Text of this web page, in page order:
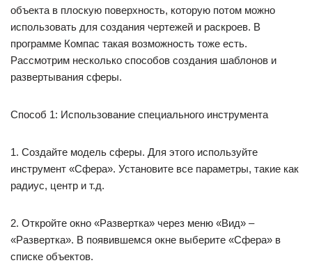
объекта в плоскую поверхность, которую потом можно
использовать для создания чертежей и раскроев. В
программе Компас такая возможность тоже есть.
Рассмотрим несколько способов создания шаблонов и
развертывания сферы.
Способ 1: Использование специального инструмента
1. Создайте модель сферы. Для этого используйте
инструмент «Сфера». Установите все параметры, такие как
радиус, центр и т.д.
2. Откройте окно «Развертка» через меню «Вид» –
«Развертка». В появившемся окне выберите «Сфера» в
списке объектов.